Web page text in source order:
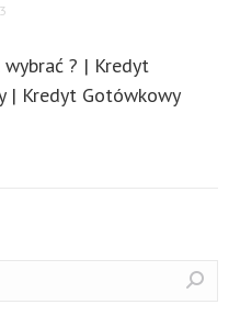
wybrać ? | Kredyt
| Kredyt Gotówkowy